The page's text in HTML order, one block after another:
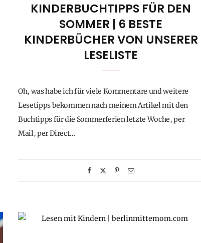
KINDERBUCHTIPPS FÜR DEN
SOMMER | 6 BESTE
KINDERBÜCHER VON UNSERER
LESELISTE
Oh, was habe ich für viele Kommentare und weitere
Lesetipps bekommen nach meinem Artikel mit den
Buchtipps für die Sommerferien letzte Woche, per
Mail, per Direct…